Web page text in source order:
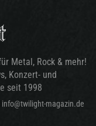
Metal, Rock & mehr!
Konzert- und
seit 1998
info@twilight-magazin.de